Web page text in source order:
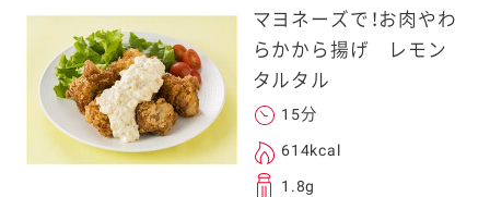
マヨネーズで！お肉やわ
らかから揚げ レモン
タルタル
15分
614kcal
1.8g